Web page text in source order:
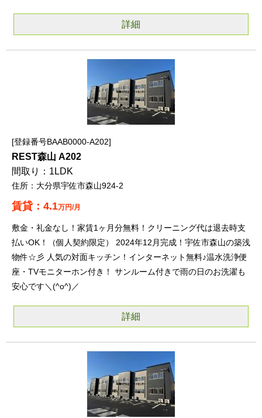
詳細
登録番号BAAB0000-A202
REST森山 A202
1LDK
大分県宇佐市森山924-2
4.1万円/月
敷金・礼金なし！家賃1ヶ月分無料！クリーニング代は退去時支
払いOK！（個人契約限定） 2024年12月完成！宇佐市森山の築浅
物件☆彡 人気の対面キッチン！インターネット無料♪温水洗浄便
座・TVモニターホン付き！ サンルーム付きで雨の日のお洗濯も
安心です＼(^o^)／
詳細